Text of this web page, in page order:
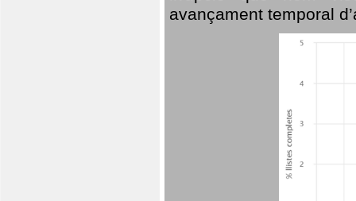
avançament temporal